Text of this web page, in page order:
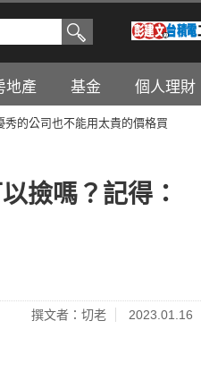
地產 基金 個人理財
的公司也不能用太貴的價格買
撿嗎？記得：
撰文者：切老 2023.01.16